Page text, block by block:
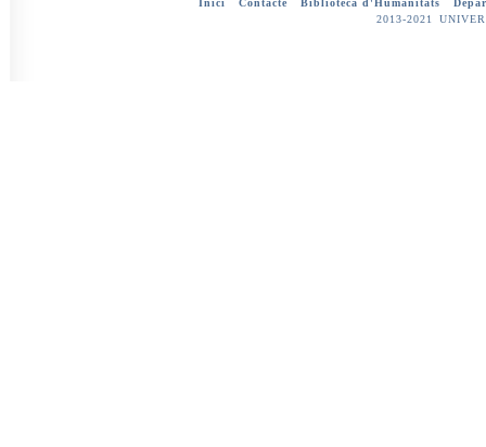
Inici Contacte Biblioteca d'Humanitats
2013-2021